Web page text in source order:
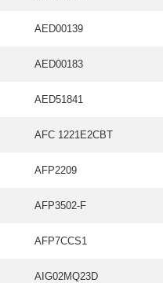
AED00139
AED00183
AED51841
AFC 1221E2CBT
AFP2209
AFP3502-F
AFP7CCS1
AIG02MQ23D